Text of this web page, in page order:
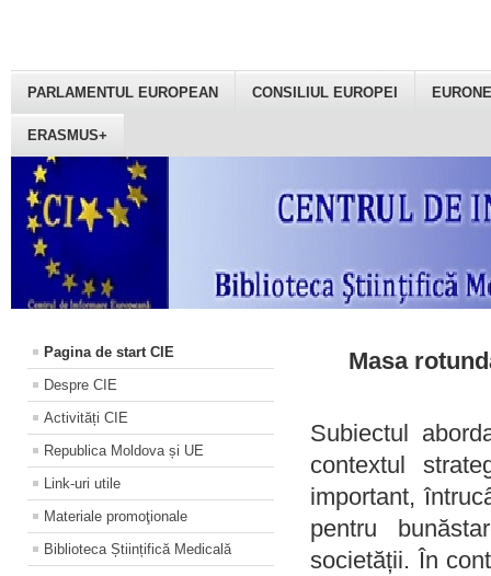
PARLAMENTUL EUROPEAN CONSILIUL EUROPEI
ERASMUS+
Pagina de start CIE
Despre CIE
Activități CIE
Republica Moldova și UE
Link-uri utile
Materiale promoţionale
Biblioteca Științifică Medicală
Masa
Subiectul
contextul
important,
pentru
societății. În